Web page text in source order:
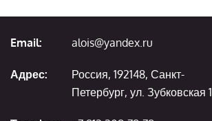
Email: alois@yandex.ru
Адрес:
Россия, 192148, Санкт-
Петербург, ул. Зубковская 1